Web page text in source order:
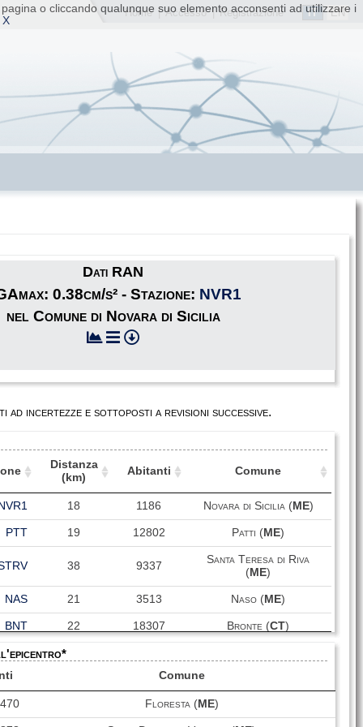
IT EN
Home |Accesso| Registrazione
o cliccando qualunque suo elemento acconsenti ad utilizzare i
X
Dati RAN
0.38cm/s² - Stazione: NVR1
nel Comune di Novara di Sicilia
incertezze e sottoposti a revisioni successive.
Distanza
(km)
Abitanti Comune
Distanza
(km)
Abitanti Comune
NVR1 18 1186 Novara di Sicilia (ME)
PTT 19 12802 Patti (ME)
38 9337
Santa Teresa di Riva
(ME)
NAS 21 3513 Naso (ME)
BNT 22 18307 Bronte (CT)
TOR
TAO 10473
BCL 30397
Comune
470 Floresta (ME)